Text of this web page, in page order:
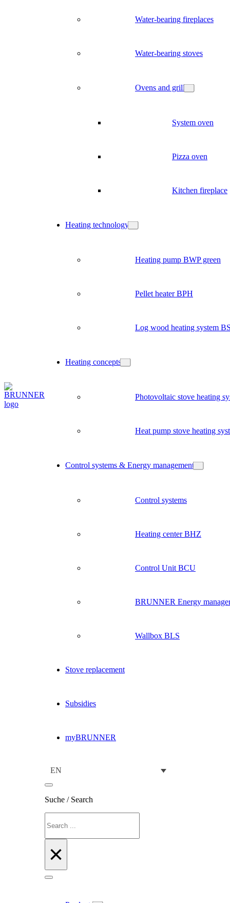
Water-bearing fireplaces
Water-bearing stoves
Ovens and grill
System oven
Pizza oven
Kitchen fireplace
Heating technology
Heating pump BWP green
Pellet heater BPH
Log wood heating system
Heating concepts
Photovoltaic stove heating
Heat pump stove heating
Control systems & Energy management
Control systems
Heating center BHZ
Control Unit BCU
BRUNNER Energy
Wallbox BLS
Stove replacement
Subsidies
myBRUNNER
EN
Suche / Search
×